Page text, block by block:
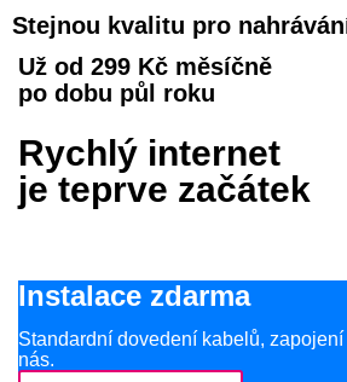
Stejnou kvalitu pro
Už od 299 Kč měsíčně
po dobu půl roku
Rychlý internet
je teprve začátek
Instalace zdarma
Standardní dovedení kabelů,
nás.